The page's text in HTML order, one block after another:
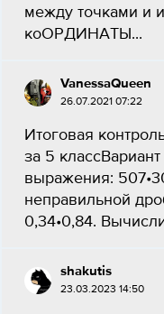
между точками и
коОРДИНАТЫ...
VanessaQueen
26.07.2021 07:22
Итоговая
за 5
выражения:
неправильной
0,34•0,84.
shakutis
23.03.2023 14:50